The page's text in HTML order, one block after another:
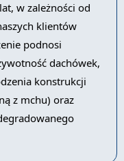
w zależności od
klientów
podnosi
dachówek,
konstrukcji
z mchu) oraz